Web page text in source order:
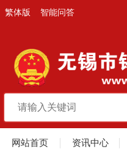
繁体版 智能问答
网站首页 资讯中心